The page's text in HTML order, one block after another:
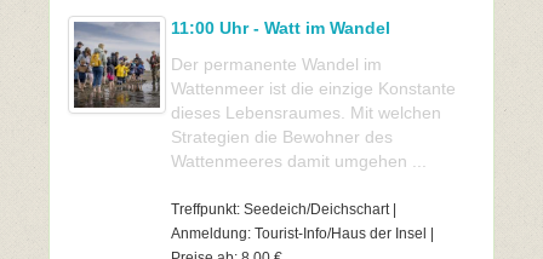
11:00 Uhr - Watt im Wandel
Der permanente Wandel im
Wattenmeer ist die einzige Konstante
dieses Lebensraumes. Mit welchen
Strategien die Bewohner des
Wattenmeeres damit umgehen ...
Treffpunkt: Seedeich/Deichschart |
Anmeldung: Tourist-Info/Haus der Insel |